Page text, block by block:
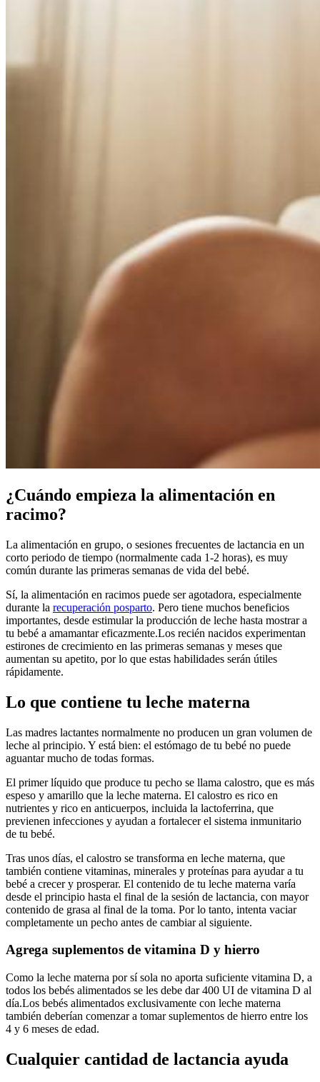
¿Cuándo empieza la alimentación en
racimo?
La alimentación en grupo, o sesiones frecuentes de lactancia en un
corto periodo de tiempo (normalmente cada 1-2 horas), es muy
común durante las primeras semanas de vida del bebé.
Sí, la alimentación en racimos puede ser agotadora, especialmente
durante la recuperación posparto. Pero tiene muchos beneficios
importantes, desde estimular la producción de leche hasta mostrar a
tu bebé a amamantar eficazmente.Los recién nacidos experimentan
estirones de crecimiento en las primeras semanas y meses que
aumentan su apetito, por lo que estas habilidades serán útiles
rápidamente.
Lo que contiene tu leche materna
Las madres lactantes normalmente no producen un gran volumen de
leche al principio. Y está bien: el estómago de tu bebé no puede
aguantar mucho de todas formas.
El primer líquido que produce tu pecho se llama calostro, que es más
espeso y amarillo que la leche materna. El calostro es rico en
nutrientes y rico en anticuerpos, incluida la lactoferrina, que
previenen infecciones y ayudan a fortalecer el sistema inmunitario
de tu bebé.
Tras unos días, el calostro se transforma en leche materna, que
también contiene vitaminas, minerales y proteínas para ayudar a tu
bebé a crecer y prosperar. El contenido de tu leche materna varía
desde el principio hasta el final de la sesión de lactancia, con mayor
contenido de grasa al final de la toma. Por lo tanto, intenta vaciar
completamente un pecho antes de cambiar al siguiente.
Agrega suplementos de vitamina D y hierro
Como la leche materna por sí sola no aporta suficiente vitamina D, a
todos los bebés alimentados se les debe dar 400 UI de vitamina D al
día.Los bebés alimentados exclusivamente con leche materna
también deberían comenzar a tomar suplementos de hierro entre los
4 y 6 meses de edad.
Cualquier cantidad de lactancia ayuda